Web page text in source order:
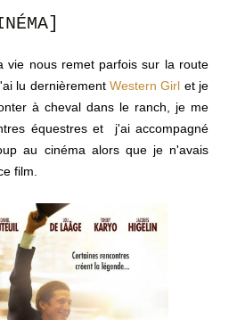
vie nous remet parfois sur la route
lu dernièrement Western Girl et je
à cheval dans le ranch, je me
équestres et j'ai accompagné
au cinéma alors que je n'avais
film.